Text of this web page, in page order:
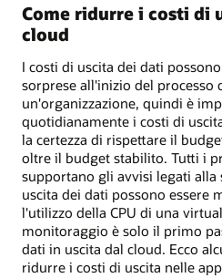
Come ridurre i costi di
cloud
I costi di uscita dei dati
sorprese all'inizio del processo
un'organizzazione, quindi è
quotidianamente i costi di
la certezza di rispettare il
oltre il budget stabilito. Tutti i
supportano gli avvisi legati alla
uscita dei dati possono essere
l'utilizzo della CPU di una
monitoraggio è solo il primo
dati in uscita dal cloud. Ecco
ridurre i costi di uscita nelle